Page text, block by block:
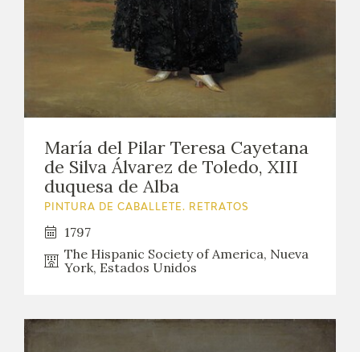
María del Pilar Teresa Cayetana
de Silva Álvarez de Toledo, XIII
duquesa de Alba
PINTURA DE CABALLETE. RETRATOS
1797
The Hispanic Society of America, Nueva
York, Estados Unidos